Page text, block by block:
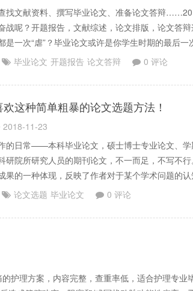
找文献资料、撰写毕业论文、准备论文答辩
战呢？开题报告，文献综述，论文排版，论文答
是一次“虐”？毕业论文或许是你学生时期的最后一
什么问题，文献去哪里找？论文格式应该怎么编排
毕业论文 开题报告 论文答辩 0 评论
欢这种简单粗暴的论文选题方法！
2018-11-23
的日常——本科毕业论文，硕士博士专业论文、
研院所研究人员的期刊论文，不一而足，不写不
果的一种体现，反映了作者对于某个学术问题的
表达自己的学术观点。所以除了应对期末考试和毕
论文选题 毕业论文 0 评论
护理方案，内容完整，查重率低，适合护理专业